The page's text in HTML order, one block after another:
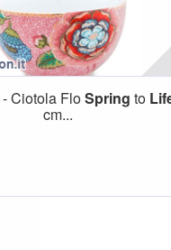
- Ciotola FloSpring to
cm...